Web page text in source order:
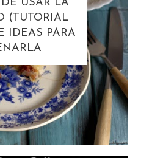
USAR LA
(TUTORIAL
IDEAS PARA